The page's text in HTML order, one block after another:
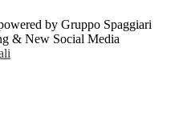
by Gruppo Spaggiari
& New Social Media